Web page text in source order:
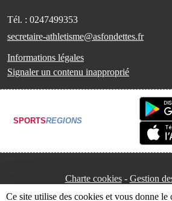
Tél. : 0247499353
secretaire-athletisme@asfondettes.fr
Informations légales
Signaler un contenu inapproprié
SPORTSREGIONS
Charte cookies Gestion
Ce site utilise des cookies et vous donne le